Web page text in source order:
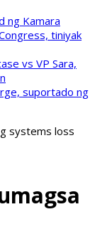
ng Kamara
tiniyak
vs VP Sara,
suportado ng
systems loss